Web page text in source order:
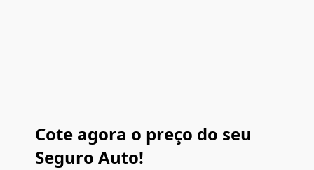
Cote agora o preço do seu
Seguro Auto!